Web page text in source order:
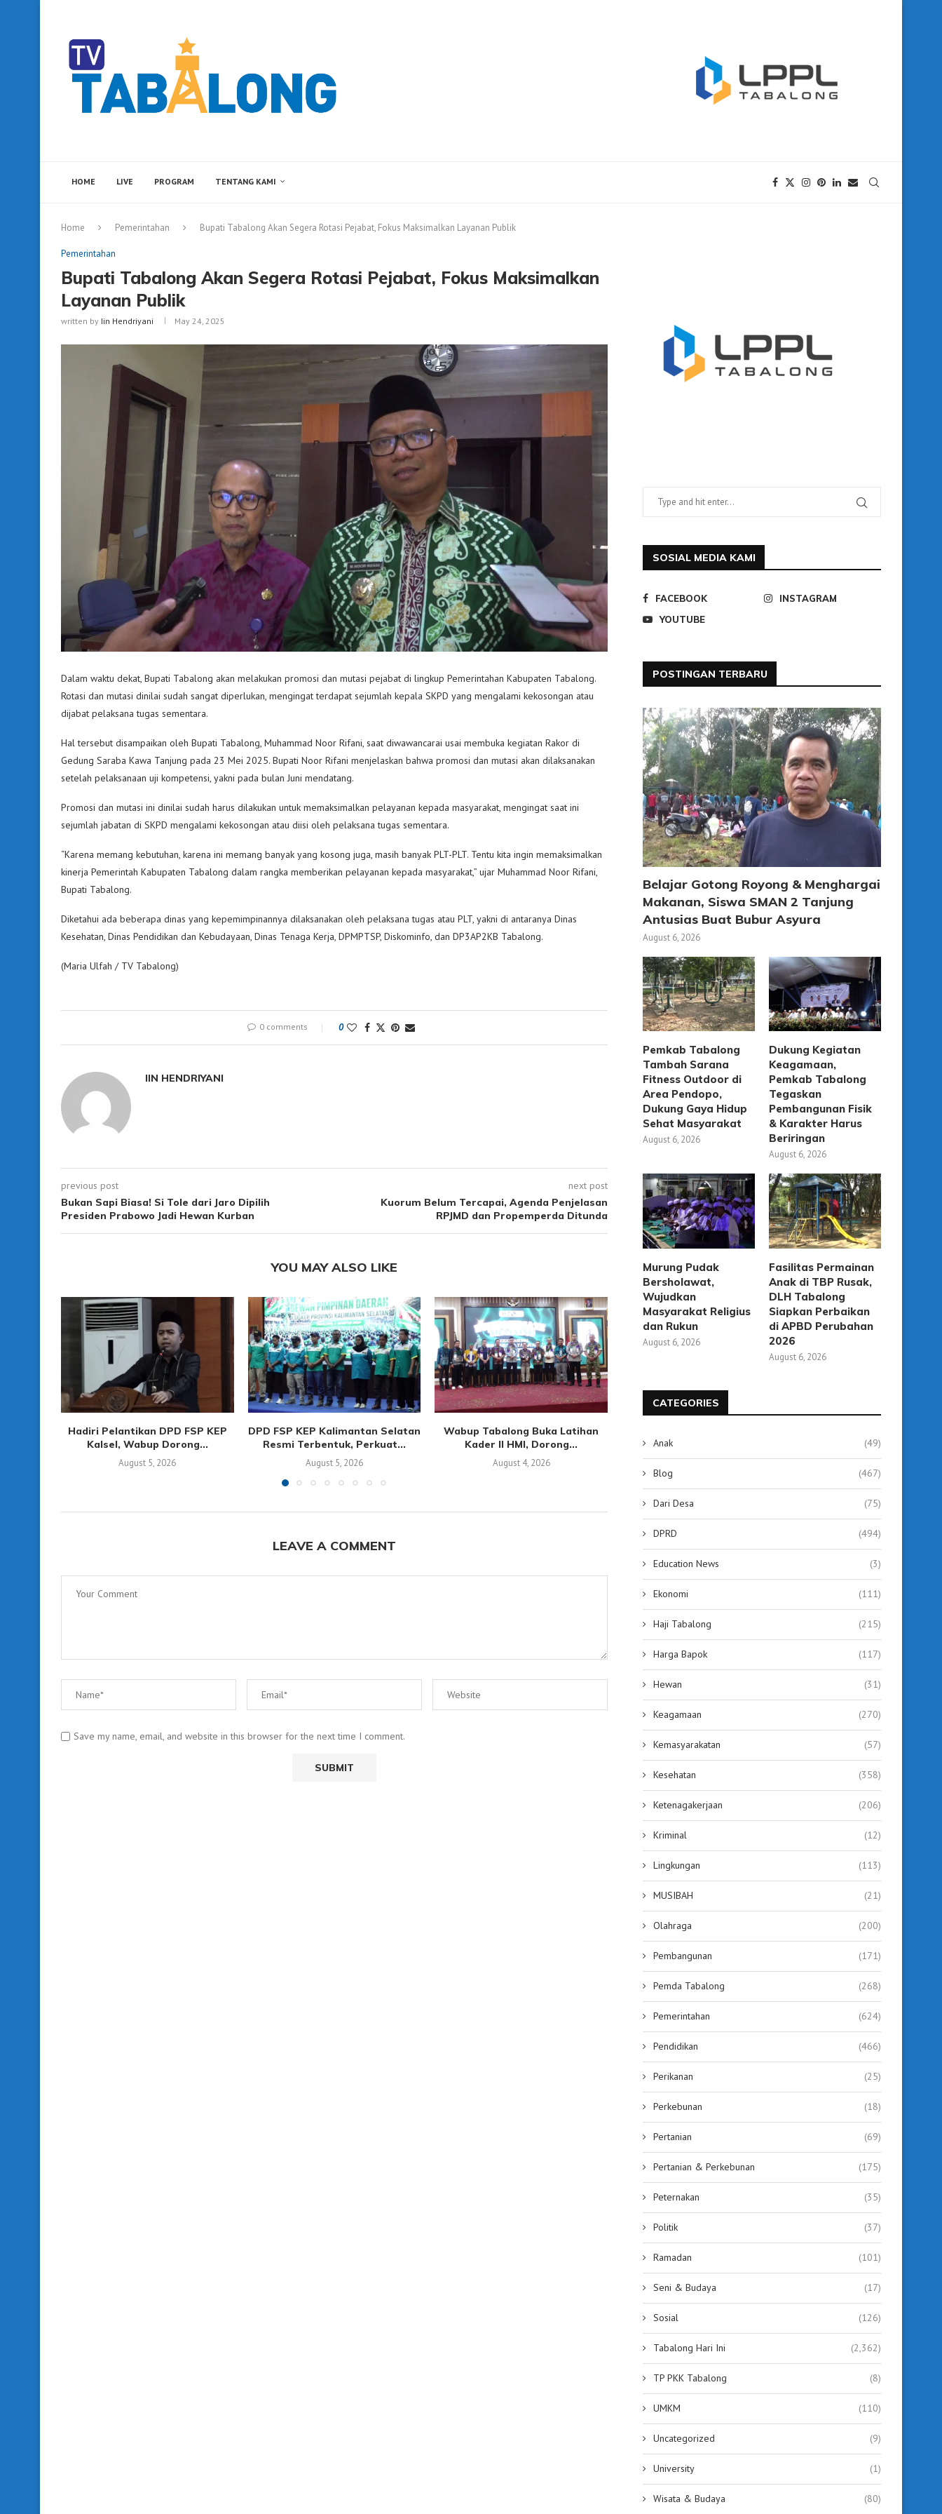
HOME LIVE PROGRAM TENTANG KAMI
Home Pemerintahan Bupati Tabalong Akan Segera Rotasi Pejabat, Fokus Maksimalkan Layanan Publik
Pemerintahan
Bupati Tabalong Akan Segera Rotasi Pejabat, Fokus Maksimalkan
Layanan Publik
written by Iin Hendriyani May 24, 2025
Dalam waktu dekat, Bupati Tabalong akan melakukan promosi dan mutasi pejabat di lingkup Pemerintahan Kabupaten Tabalong.
Rotasi dan mutasi dinilai sudah sangat diperlukan, mengingat terdapat sejumlah kepala SKPD yang mengalami kekosongan atau
dijabat pelaksana tugas sementara.
Hal tersebut disampaikan oleh Bupati Tabalong, Muhammad Noor Rifani, saat diwawancarai usai membuka kegiatan Rakor di
Gedung Saraba Kawa Tanjung pada 23 Mei 2025. Bupati Noor Rifani menjelaskan bahwa promosi dan mutasi akan dilaksanakan
setelah pelaksanaan uji kompetensi, yakni pada bulan Juni mendatang.
Promosi dan mutasi ini dinilai sudah harus dilakukan untuk memaksimalkan pelayanan kepada masyarakat, mengingat saat ini
sejumlah jabatan di SKPD mengalami kekosongan atau diisi oleh pelaksana tugas sementara.
“Karena memang kebutuhan, karena ini memang banyak yang kosong juga, masih banyak PLT-PLT. Tentu kita ingin memaksimalkan
kinerja Pemerintah Kabupaten Tabalong dalam rangka memberikan pelayanan kepada masyarakat,” ujar Muhammad Noor Rifani,
Bupati Tabalong.
Diketahui ada beberapa dinas yang kepemimpinannya dilaksanakan oleh pelaksana tugas atau PLT, yakni di antaranya Dinas
Kesehatan, Dinas Pendidikan dan Kebudayaan, Dinas Tenaga Kerja, DPMPTSP, Diskominfo, dan DP3AP2KB Tabalong.
(Maria Ulfah / TV Tabalong)
0 comments 0
IIN HENDRIYANI
previous post
Bukan Sapi Biasa! Si Tole dari Jaro Dipilih
Presiden Prabowo Jadi Hewan Kurban
next post
Kuorum Belum Tercapai, Agenda Penjelasan
RPJMD dan Propemperda Ditunda
YOU MAY ALSO LIKE
Hadiri Pelantikan DPD FSP KEP
Kalsel, Wabup Dorong...
August 5, 2026
DPD FSP KEP Kalimantan Selatan
Resmi Terbentuk, Perkuat...
August 5, 2026
Wabup Tabalong Buka Latihan
Kader II HMI, Dorong...
August 4, 2026
Pekerja Rentan Terlindungi
Jaminan...
Penghargaan pada
August 3, 2026
LEAVE A COMMENT
Save my name, email, and website in this browser for the next time I comment.
SOSIAL MEDIA KAMI
FACEBOOK
INSTAGRAM
YOUTUBE
POSTINGAN TERBARU
Belajar Gotong Royong & Menghargai
Makanan, Siswa SMAN 2 Tanjung
Antusias Buat Bubur Asyura
August 6, 2026
Pemkab Tabalong
Tambah Sarana
Fitness Outdoor di
Area Pendopo,
Dukung Gaya Hidup
Sehat Masyarakat
August 6, 2026
Dukung Kegiatan
Keagamaan,
Pemkab Tabalong
Tegaskan
Pembangunan Fisik
& Karakter Harus
Beriringan
August 6, 2026
Murung Pudak
Bersholawat,
Wujudkan
Masyarakat Religius
dan Rukun
August 6, 2026
Fasilitas Permainan
Anak di TBP Rusak,
DLH Tabalong
Siapkan Perbaikan
di APBD Perubahan
2026
August 6, 2026
CATEGORIES
Anak (49)
Blog (467)
Dari Desa (75)
DPRD (494)
Education News (3)
Ekonomi (111)
Haji Tabalong (215)
Harga Bapok (117)
Hewan (31)
Keagamaan (270)
Kemasyarakatan (57)
Kesehatan (358)
Ketenagakerjaan (206)
Kriminal (12)
Lingkungan (113)
MUSIBAH (21)
Olahraga (200)
Pembangunan (171)
Pemda Tabalong (268)
Pemerintahan (624)
Pendidikan (466)
Perikanan (25)
Perkebunan (18)
Pertanian (69)
Pertanian & Perkebunan (175)
Peternakan (35)
Politik (37)
Ramadan (101)
Seni & Budaya (17)
Sosial (126)
Tabalong Hari Ini (2,362)
TP PKK Tabalong (8)
UMKM (110)
Uncategorized (9)
University (1)
Wisata & Budaya (80)